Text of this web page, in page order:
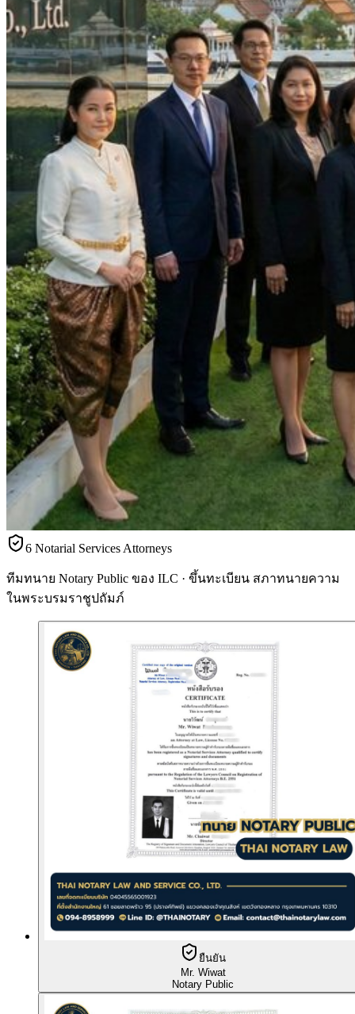
6 Notarial Services Attorneys
ทีมทนาย Notary Public ของ ILC · ขึ้นทะเบียน สภาทนายความ
ในพระบรมราชูปถัมภ์
ยืนยัน
Mr. Wiwat
Notary Public